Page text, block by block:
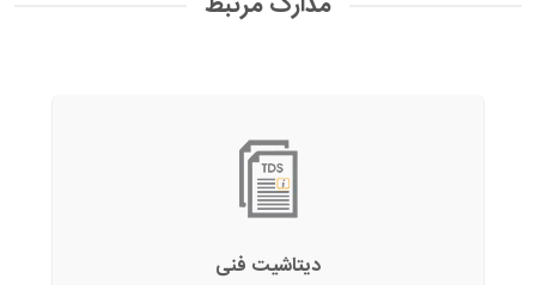
دیتاشیت فنی